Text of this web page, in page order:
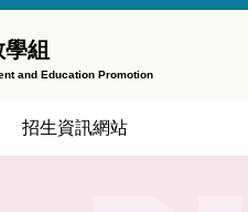
組
and Education Promotion
招生資訊網站